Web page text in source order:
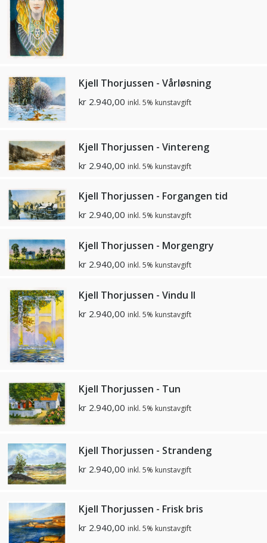
Kjell Thorjussen - Vårløsning
kr 2.940,00 inkl. 5% kunstavgift
Kjell Thorjussen - Vintereng
kr 2.940,00 inkl. 5% kunstavgift
Kjell Thorjussen - Forgangen tid
kr 2.940,00 inkl. 5% kunstavgift
Kjell Thorjussen - Morgengry
kr 2.940,00 inkl. 5% kunstavgift
Kjell Thorjussen - Vindu II
kr 2.940,00 inkl. 5% kunstavgift
Kjell Thorjussen - Tun
kr 2.940,00 inkl. 5% kunstavgift
Kjell Thorjussen - Strandeng
kr 2.940,00 inkl. 5% kunstavgift
Kjell Thorjussen - Frisk bris
kr 2.940,00 inkl. 5% kunstavgift